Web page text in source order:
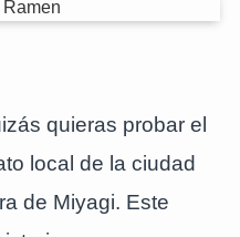
quieras probar el
local de la ciudad
de Miyagi. Este